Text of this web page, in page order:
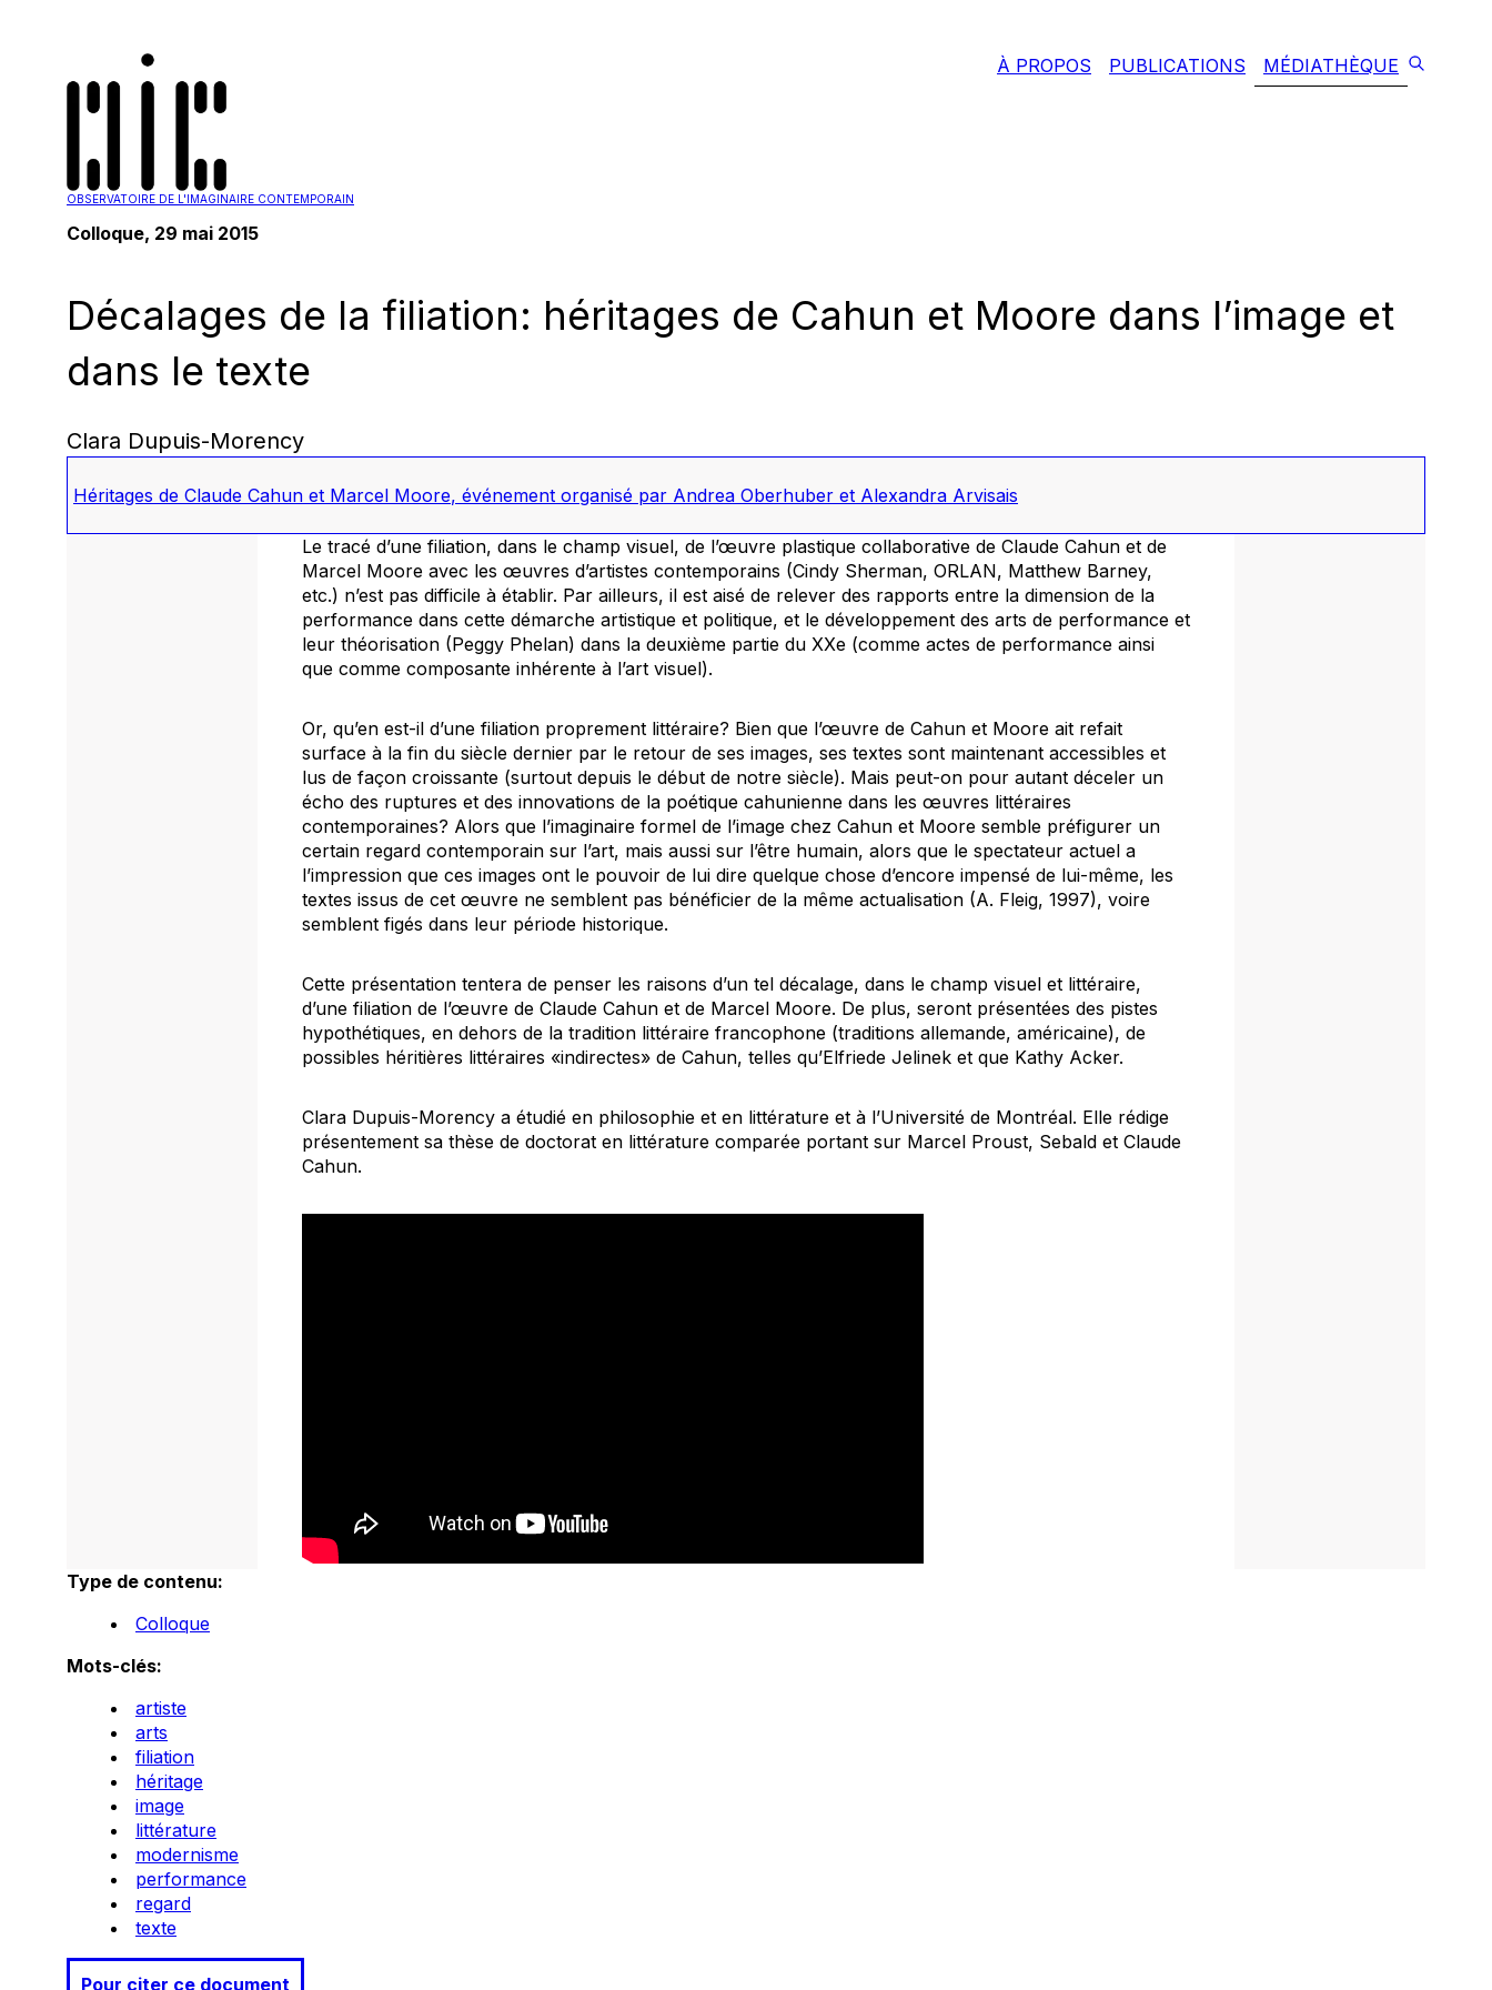
OBSERVATOIRE DE L'IMAGINAIRE CONTEMPORAIN
À PROPOS PUBLICATIONS MÉDIATHÈQUE
Colloque, 29 mai 2015
Décalages de la filiation: héritages de Cahun et Moore dans l’image et
dans le texte
Clara Dupuis-Morency
Héritages de Claude Cahun et Marcel Moore, événement organisé par Andrea Oberhuber et Alexandra Arvisais
Le tracé d’une filiation, dans le champ visuel, de l’œuvre plastique collaborative de Claude Cahun et de
Marcel Moore avec les œuvres d’artistes contemporains (Cindy Sherman, ORLAN, Matthew Barney,
etc.) n’est pas difficile à établir. Par ailleurs, il est aisé de relever des rapports entre la dimension de la
performance dans cette démarche artistique et politique, et le développement des arts de performance et
leur théorisation (Peggy Phelan) dans la deuxième partie du XXe (comme actes de performance ainsi
que comme composante inhérente à l’art visuel).
Or, qu’en est-il d’une filiation proprement littéraire? Bien que l’œuvre de Cahun et Moore ait refait
surface à la fin du siècle dernier par le retour de ses images, ses textes sont maintenant accessibles et
lus de façon croissante (surtout depuis le début de notre siècle). Mais peut-on pour autant déceler un
écho des ruptures et des innovations de la poétique cahunienne dans les œuvres littéraires
contemporaines? Alors que l’imaginaire formel de l’image chez Cahun et Moore semble préfigurer un
certain regard contemporain sur l’art, mais aussi sur l’être humain, alors que le spectateur actuel a
l’impression que ces images ont le pouvoir de lui dire quelque chose d’encore impensé de lui-même, les
textes issus de cet œuvre ne semblent pas bénéficier de la même actualisation (A. Fleig, 1997), voire
semblent figés dans leur période historique.
Cette présentation tentera de penser les raisons d’un tel décalage, dans le champ visuel et littéraire,
d’une filiation de l’œuvre de Claude Cahun et de Marcel Moore. De plus, seront présentées des pistes
hypothétiques, en dehors de la tradition littéraire francophone (traditions allemande, américaine), de
possibles héritières littéraires «indirectes» de Cahun, telles qu’Elfriede Jelinek et que Kathy Acker.
Clara Dupuis-Morency a étudié en philosophie et en littérature et à l’Université de Montréal. Elle rédige
présentement sa thèse de doctorat en littérature comparée portant sur Marcel Proust, Sebald et Claude
Cahun.
Type de contenu:
Colloque
Mots-clés:
artiste
arts
filiation
héritage
image
littérature
modernisme
performance
regard
texte
Pour citer ce document